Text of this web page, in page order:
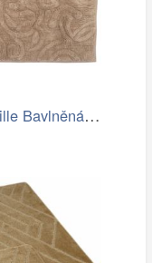
Bloomingville Bavlněná koupelnová…